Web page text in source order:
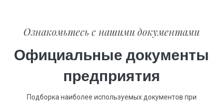
Ознакомьтесь с нашими документами
Официальные документы
предприятия
Подборка наиболее используемых документов при